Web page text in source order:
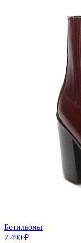
Ботильоны
7 490 ₽